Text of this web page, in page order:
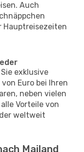
Auch
Hauptreisezeiten
exklusive
Euro bei Ihren
neben vielen
Vorteile von
weltweit
Mailand